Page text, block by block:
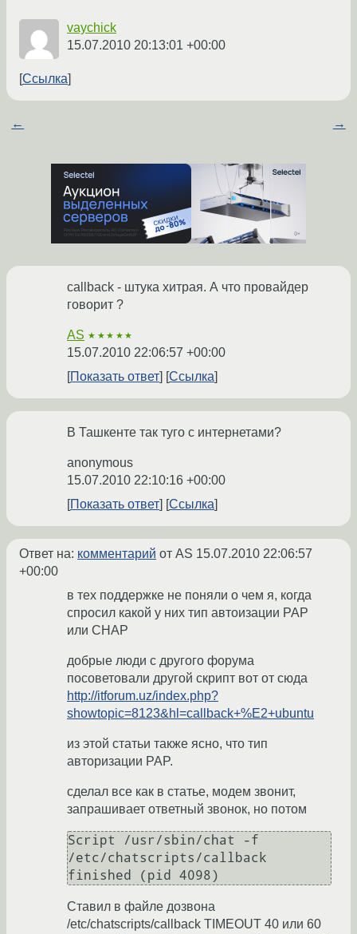
vaychick
15.07.2010 20:13:01 +00:00
Ссылка
← →
callback - штука хитрая. А что провайдер
говорит ?
AS ★★★★★
15.07.2010 22:06:57 +00:00
Показать ответ
Ссылка
В Ташкенте так туго с интернетами?
anonymous
15.07.2010 22:10:16 +00:00
Показать ответ
Ссылка
Ответ на: комментарий от AS 15.07.2010 22:06:57
+00:00
в тех поддержке не поняли о чем я, когда
спросил какой у них тип автоизации PAP
или CHAP
добрые люди с другого форума
посоветовали другой скрипт вот от сюда
http://itforum.uz/index.php?
showtopic=8123&hl=callback+%E2+ubuntu
из этой статьи также ясно, что тип
авторизации PAP.
сделал все как в статье, модем звонит,
запрашивает ответный звонок, но потом
Script /usr/sbin/chat -f
/etc/chatscripts/callback
finished (pid 4098)
Ставил в файле дозвона
/etc/chatscripts/callback TIMEOUT 40 или 60